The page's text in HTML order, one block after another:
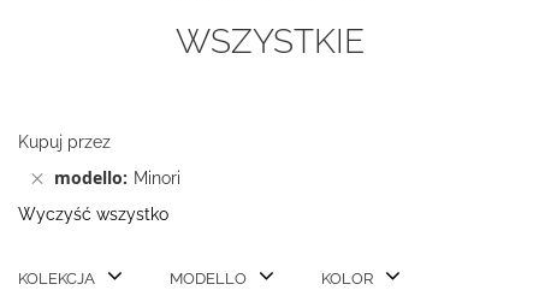
WSZYSTKIE
Kupuj przez
modello
Minori
Wyczyść wszystko
KOLEKCJA MODELLO KOLOR